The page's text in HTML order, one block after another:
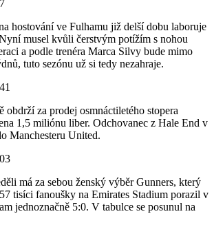
hostování ve Fulhamu již delší dobu laboruje
musel kvůli čerstvým potížím s nohou
a podle trenéra Marca Silvy bude mimo
tuto sezónu už si tedy nezahraje.
obdrží za prodej osmnáctiletého stopera
1,5 miliónu liber. Odchovanec z Hale End v
Manchesteru United.
má za sebou ženský výběr Gunners, který
tisíci fanoušky na Emirates Stadium porazil v
jednoznačně 5:0. V tabulce se posunul na